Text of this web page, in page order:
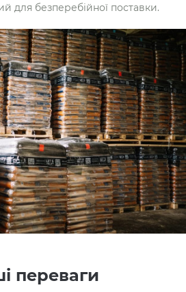
для безперебійної поставки.
переваги